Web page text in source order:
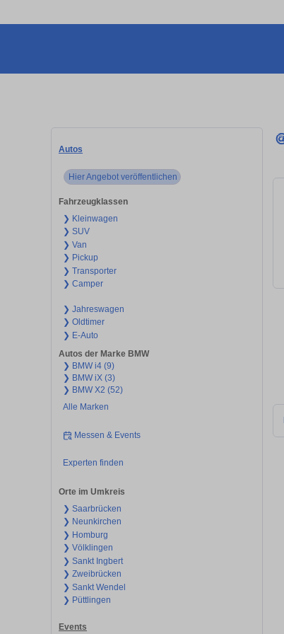
Autos
Hier Angebot veröffentlichen
Fahrzeugklassen
❯ Kleinwagen
❯ SUV
❯ Van
❯ Pickup
❯ Transporter
❯ Camper
❯ Jahreswagen
❯ Oldtimer
❯ E-Auto
Autos der Marke BMW
❯ BMW i4 (9)
❯ BMW iX (3)
❯ BMW X2 (52)
Alle Marken
Messen & Events
Experten finden
Orte im Umkreis
❯ Saarbrücken
❯ Neunkirchen
❯ Homburg
❯ Völklingen
❯ Sankt Ingbert
❯ Zweibrücken
❯ Sankt Wendel
❯ Püttlingen
Events